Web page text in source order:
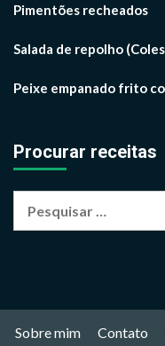
Pimentões recheados
Salada de repolho
Peixe empanado frito
Procurar receitas
Sobre mim Contato